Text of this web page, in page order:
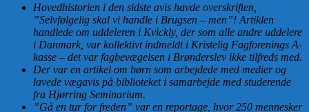
Hovedhistorien i den sidste avis havde overskriften,
”Selvfølgelig skal vi handle i Brugsen – men”! Artiklen
handlede om uddeleren i Kvickly, der som alle andre uddelere
i Danmark, var kollektivt indmeldt i Kristelig Fagforenings A-
kasse – det var fagbevægelsen i Brønderslev ikke tilfreds med.
Der var en artikel om børn som arbejdede med medier og
lavede vægavis på biblioteket i samarbejde med studerende
fra Hjørring Seminarium.
”Gå en tur for freden” var en reportage, hvor 250 mennesker